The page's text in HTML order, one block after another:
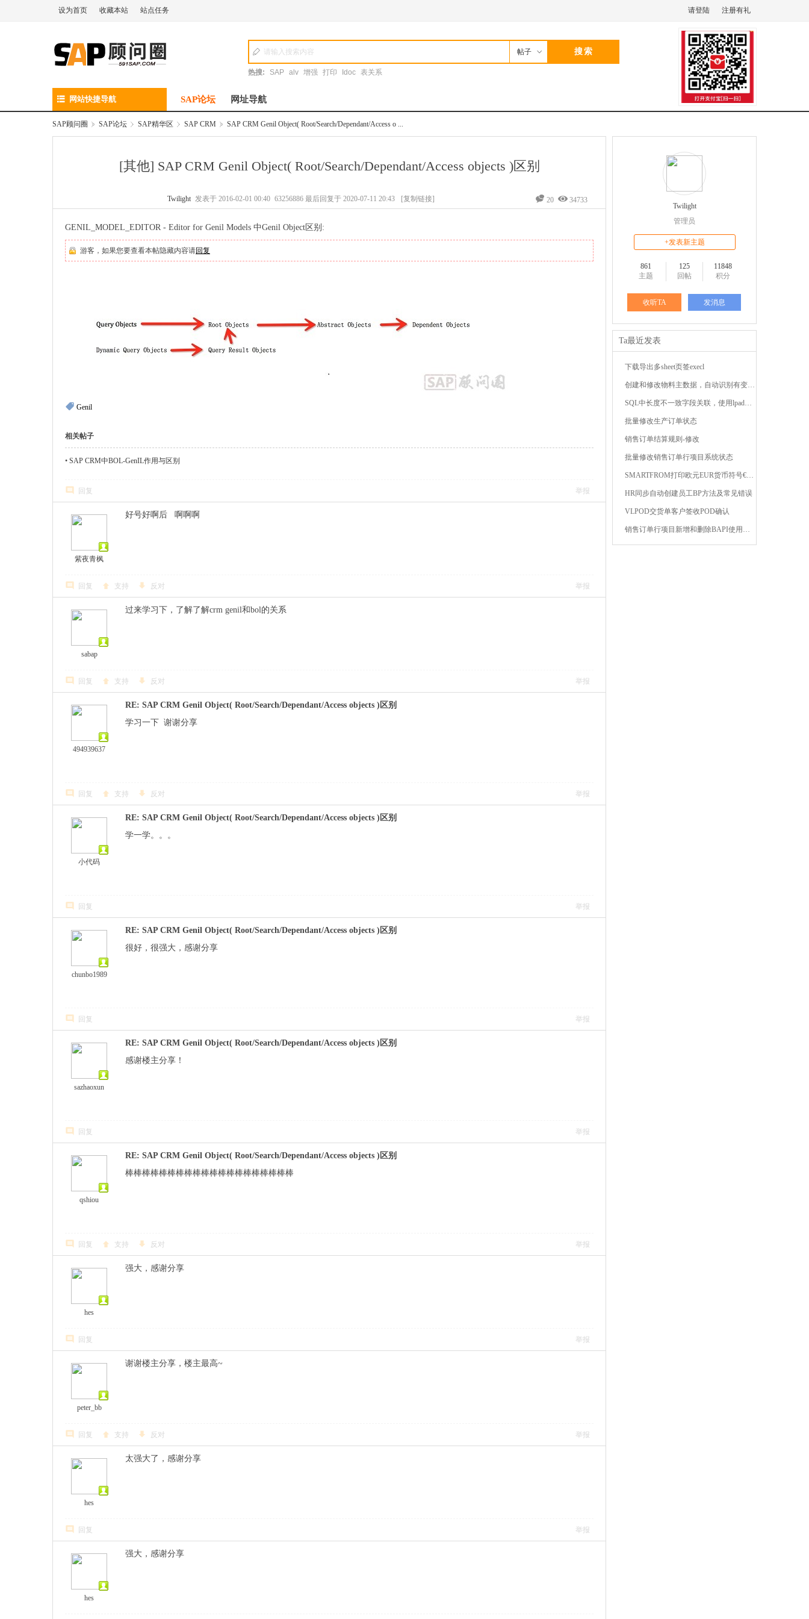
设为首页 收藏本站 站点任务 请登陆 注册有礼
帖子
热搜: SAP alv 增强 打印 Idoc 表关系
网站快捷导航 SAP论坛 网址导航
SAP顾问圈 » SAP论坛 › SAP精华区 › SAP CRM » SAP CRM Genil Object( Root/Search/Dependant/Access o ...
[其他] SAP CRM Genil Object( Root/Search/Dependant/Access objects )区别
Twilight 发表于 2016-02-01 00:40 63256886 最后回复于 2020-07-11 20:43 [复制链接] 34733
20
GENIL_MODEL_EDITOR - Editor for Genil Models 中Genil Object区别:
游客，如果您要查看本帖隐藏内容请回复
Genil
相关帖子
• SAP CRM中BOL-GenIL作用与区别
回复 举报
紫夜青枫
好号好啊后 啊啊啊
回复 支持 反对 举报
sabap
过来学习下，了解了解crm genil和bol的关系
回复 支持 反对 举报
494939637
RE: SAP CRM Genil Object( Root/Search/Dependant/Access objects )区别
学习一下 谢谢分享
回复 支持 反对 举报
小代码
RE: SAP CRM Genil Object( Root/Search/Dependant/Access objects )区别
学一学。。。
回复 举报
chunbo1989
RE: SAP CRM Genil Object( Root/Search/Dependant/Access objects )区别
很好，很强大，感谢分享
回复 举报
sazhaoxun
RE: SAP CRM Genil Object( Root/Search/Dependant/Access objects )区别
感谢楼主分享！
回复 举报
qshiou
RE: SAP CRM Genil Object( Root/Search/Dependant/Access objects )区别
棒棒棒棒棒棒棒棒棒棒棒棒棒棒棒棒棒棒棒棒
回复 支持 反对 举报
hes
强大，感谢分享
回复 举报
peter_bb
谢谢楼主分享，楼主最高~
回复 支持 反对 举报
hes
太强大了，感谢分享
回复 举报
hes
强大，感谢分享
Twilight
管理员
+发表新主题
861
主题
125
回帖
11848
积分
收听TA 发消息
Ta最近发表
下载导出多sheet页签execl
创建和修改物料主数据，自动识别有变动的字段 ...
SQL中长度不一致字段关联，使用lpad或rpad函数补齐前 ...
批量修改生产订单状态
销售订单结算规则-修改
批量修改销售订单行项目系统状态
SMARTFROM打印欧元EUR货币符号€，出现#解决方法 ...
HR同步自动创建员工BP方法及常见错误
VLPOD交货单客户签收POD确认
销售订单行项目新增和删除BAPI使用技巧 ...